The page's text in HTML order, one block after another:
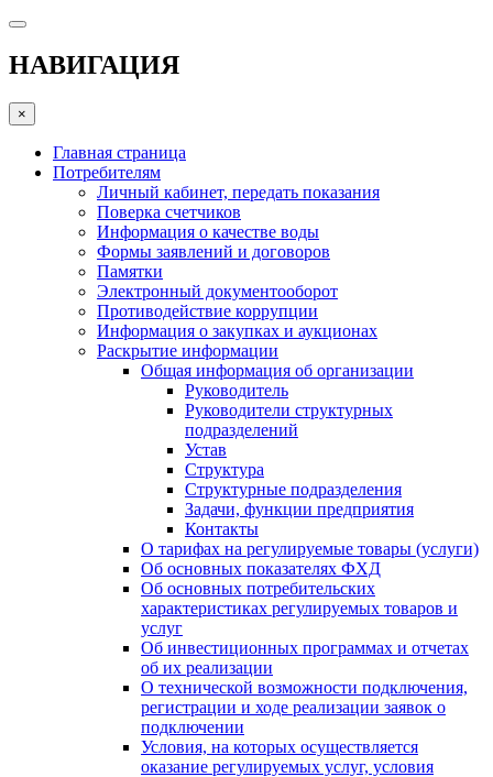
НАВИГАЦИЯ
×
Главная страница
Потребителям
Личный кабинет, передать показания
Поверка счетчиков
Информация о качестве воды
Формы заявлений и договоров
Памятки
Электронный документооборот
Противодействие коррупции
Информация о закупках и аукционах
Раскрытие информации
Общая информация об организации
Руководитель
Руководители структурных
подразделений
Устав
Структура
Структурные подразделения
Задачи, функции предприятия
Контакты
О тарифах на регулируемые товары (услуги)
Об основных показателях ФХД
Об основных потребительских
характеристиках регулируемых товаров и
услуг
Об инвестиционных программах и отчетах
об их реализации
О технической возможности подключения,
регистрации и ходе реализации заявок о
подключении
Условия, на которых осуществляется
оказание регулируемых услуг, условия